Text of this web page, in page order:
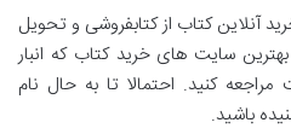
آنلاین کتاب از کتابفروشی و تحویل
سایت های خرید کتاب که انبار
کنید. احتمالا تا به حال نام
باشید.